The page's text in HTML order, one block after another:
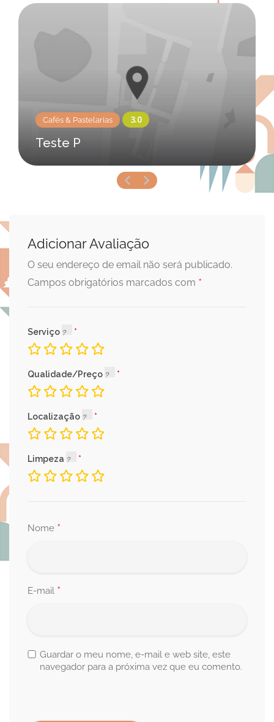
Cafés & Pastelarias
Teste P
Adicionar Avaliação
O seu endereço de email não será publicado.
Campos obrigatórios marcados com *
Serviço
Qualidade/Preço
Localização
Limpeza
Nome *
E-mail *
Guardar o meu nome, e-mail e web site, este
navegador para a próxima vez que eu comento.